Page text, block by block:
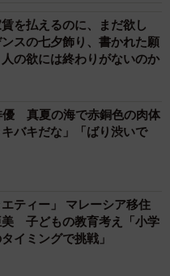
賃を払えるのに、まだ欲し
スの七夕飾り、書かれた願
の欲には終わりがないのか
優 真夏の海で赤銅色の肉体
バキだな」「ばり渋いで
エティー」 マレーシア移住
美 子どもの教育考え「小学
イミングで挑戦」